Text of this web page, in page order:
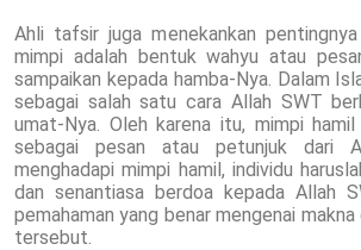
Ahli tafsir juga menekankan
mimpi adalah bentuk wahyu atau
sampaikan kepada hamba-Nya. Dalam
sebagai salah satu cara Allah SWT
umat-Nya. Oleh karena itu, mimpi
sebagai pesan atau petunjuk dari
menghadapi mimpi hamil, individu
dan senantiasa berdoa kepada Allah
pemahaman yang benar mengenai
tersebut.